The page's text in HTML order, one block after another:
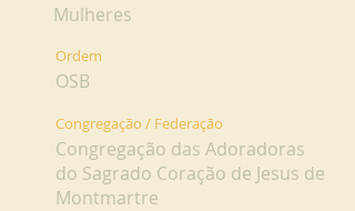
Mulheres
Ordem
OSB
Congregação / Federação
Congregação das Adoradoras
do Sagrado Coração de Jesus de
Montmartre